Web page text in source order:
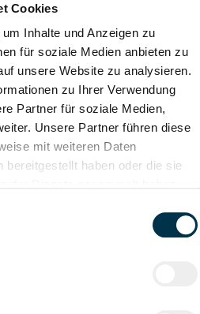
Cookies
Inhalte und Anzeigen zu
für soziale Medien anbieten zu
unsere Website zu analysieren.
zu Ihrer Verwendung
Partner für soziale Medien,
Unsere Partner führen diese
mit weiteren Daten
bereitgestellt haben oder die sie